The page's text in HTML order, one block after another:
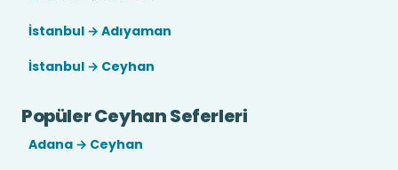
İstanbul → Adıyaman
İstanbul → Ceyhan
Popüler Ceyhan Seferleri
Adana → Ceyhan